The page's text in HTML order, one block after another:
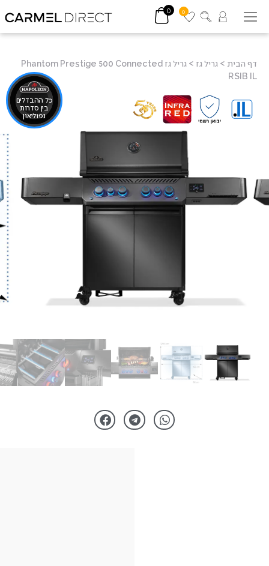
0
0
דף הבית > גריל גז >
גריל גז Phantom Prestige 500 Connected
RSIB IL
כל ההבדלים
בין סדרות
נפוליאון